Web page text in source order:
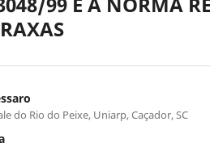
do Rio do Peixe, Uniarp, Caçador, SC